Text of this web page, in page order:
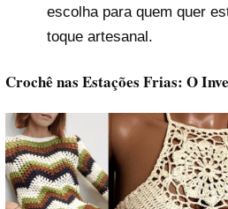
escolha para quem quer
toque artesanal.
Crochê nas Estações Frias: O